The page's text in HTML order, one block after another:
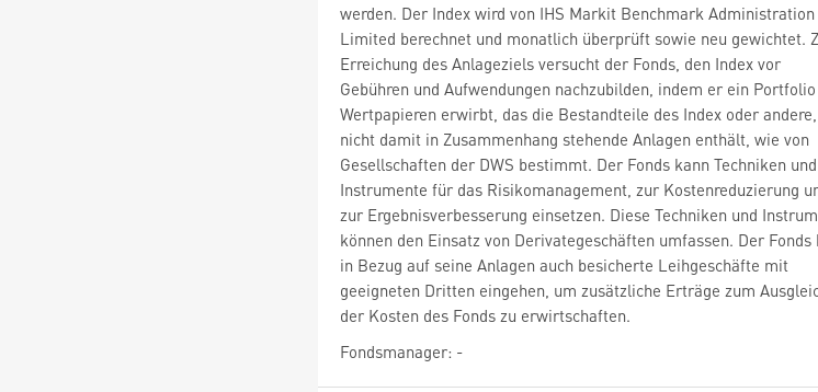
werden. Der Index wird von IHS Markit Benchmark Administration
Limited berechnet und monatlich überprüft sowie neu gewichtet.
Erreichung des Anlageziels versucht der Fonds, den Index vor
Gebühren und Aufwendungen nachzubilden, indem er ein
Wertpapieren erwirbt, das die Bestandteile des Index oder andere,
nicht damit in Zusammenhang stehende Anlagen enthält, wie von
Gesellschaften der DWS bestimmt. Der Fonds kann Techniken und
Instrumente für das Risikomanagement, zur Kostenreduzierung
zur Ergebnisverbesserung einsetzen. Diese Techniken und
können den Einsatz von Derivategeschäften umfassen. Der Fonds
in Bezug auf seine Anlagen auch besicherte Leihgeschäfte mit
geeigneten Dritten eingehen, um zusätzliche Erträge zum
der Kosten des Fonds zu erwirtschaften.
Fondsmanager: -